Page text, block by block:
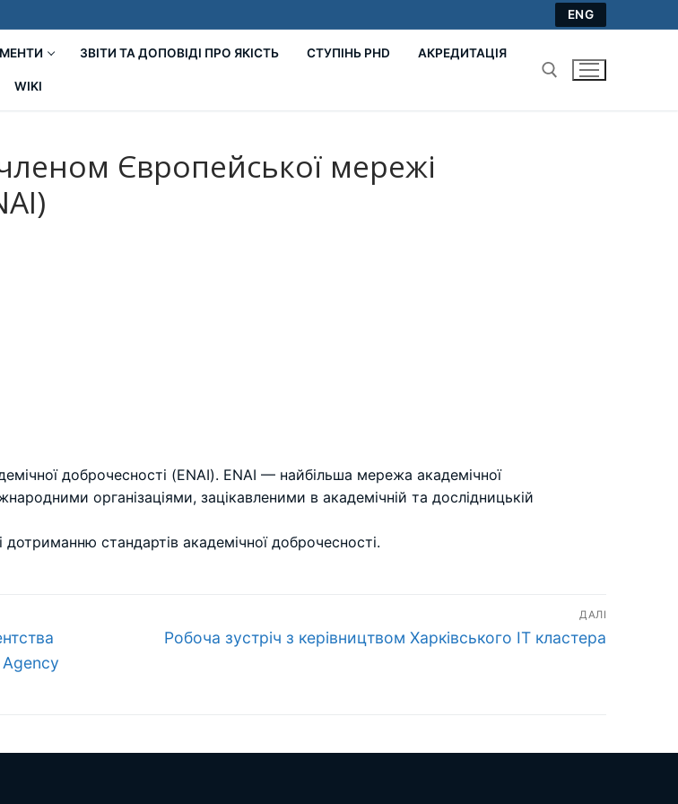
ENG
ЗВІТИ ТА ДОПОВІДІ ПРО ЯКІСТЬ СТУПІНЬ PHD АКРЕДИТАЦІЯ
WIKI
Європейської мережі
доброчесності (ENAI). ENAI — найбільша мережа академічної
організаціями, зацікавленими в академічній та дослідницькій
стандартів академічної доброчесності.
Agency
ДАЛІ
Наступний
Робоча зустріч з керівництвом Харківського IT кластера